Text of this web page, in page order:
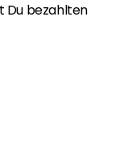
Du bezahlten